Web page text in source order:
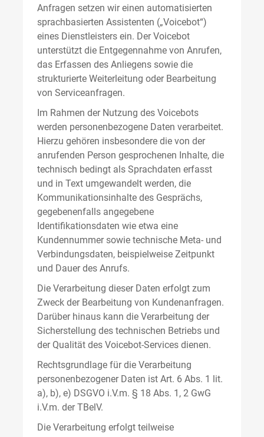
Anfragen setzen wir einen automatisierten
sprachbasierten Assistenten („Voicebot“)
eines Dienstleisters ein. Der Voicebot
unterstützt die Entgegennahme von Anrufen,
das Erfassen des Anliegens sowie die
strukturierte Weiterleitung oder Bearbeitung
von Serviceanfragen.
Im Rahmen der Nutzung des Voicebots
werden personenbezogene Daten verarbeitet.
Hierzu gehören insbesondere die von der
anrufenden Person gesprochenen Inhalte, die
technisch bedingt als Sprachdaten erfasst
und in Text umgewandelt werden, die
Kommunikationsinhalte des Gesprächs,
gegebenenfalls angegebene
Identifikationsdaten wie etwa eine
Kundennummer sowie technische Meta- und
Verbindungsdaten, beispielweise Zeitpunkt
und Dauer des Anrufs.
Die Verarbeitung dieser Daten erfolgt zum
Zweck der Bearbeitung von Kundenanfragen.
Darüber hinaus kann die Verarbeitung der
Sicherstellung des technischen Betriebs und
der Qualität des Voicebot-Services dienen.
Rechtsgrundlage für die Verarbeitung
personenbezogener Daten ist Art. 6 Abs. 1 lit.
a), b), e) DSGVO i.V.m. § 18 Abs. 1, 2 GwG
i.V.m. der TBelV.
Die Verarbeitung erfolgt teilweise